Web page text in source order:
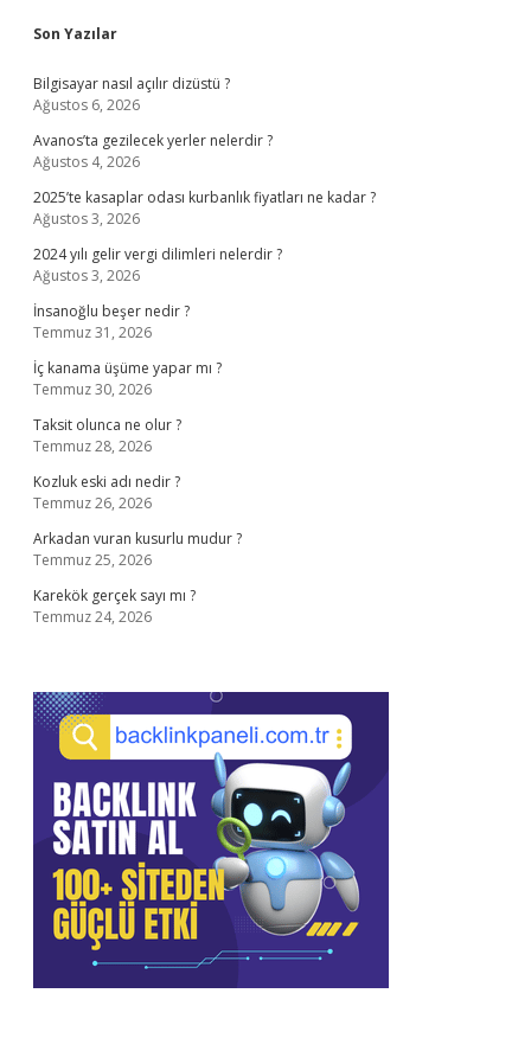
Sidebar
Son Yazılar
Bilgisayar nasıl açılır dizüstü ?
Ağustos 6, 2026
Avanos’ta gezilecek yerler nelerdir ?
Ağustos 4, 2026
2025’te kasaplar odası kurbanlık fiyatları ne kadar ?
Ağustos 3, 2026
2024 yılı gelir vergi dilimleri nelerdir ?
Ağustos 3, 2026
İnsanoğlu beşer nedir ?
Temmuz 31, 2026
İç kanama üşüme yapar mı ?
Temmuz 30, 2026
Taksit olunca ne olur ?
Temmuz 28, 2026
Kozluk eski adı nedir ?
Temmuz 26, 2026
Arkadan vuran kusurlu mudur ?
Temmuz 25, 2026
Karekök gerçek sayı mı ?
Temmuz 24, 2026